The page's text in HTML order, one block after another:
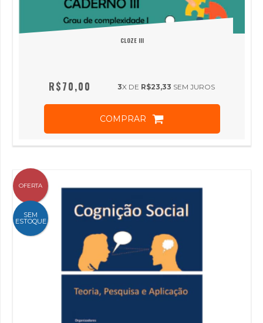
CLOZE III
R$70,00 3X DE R$23,33 SEM JUROS
COMPRAR
OFERTA
SEM
ESTOQUE